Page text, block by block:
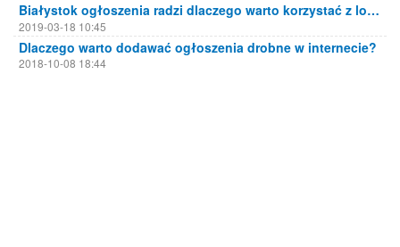
Białystok ogłoszenia radzi dlaczego warto korzystać z lokalnych portali ogłoszeniowych
2019-03-18 10:45
Dlaczego warto dodawać ogłoszenia drobne w internecie?
2018-10-08 18:44